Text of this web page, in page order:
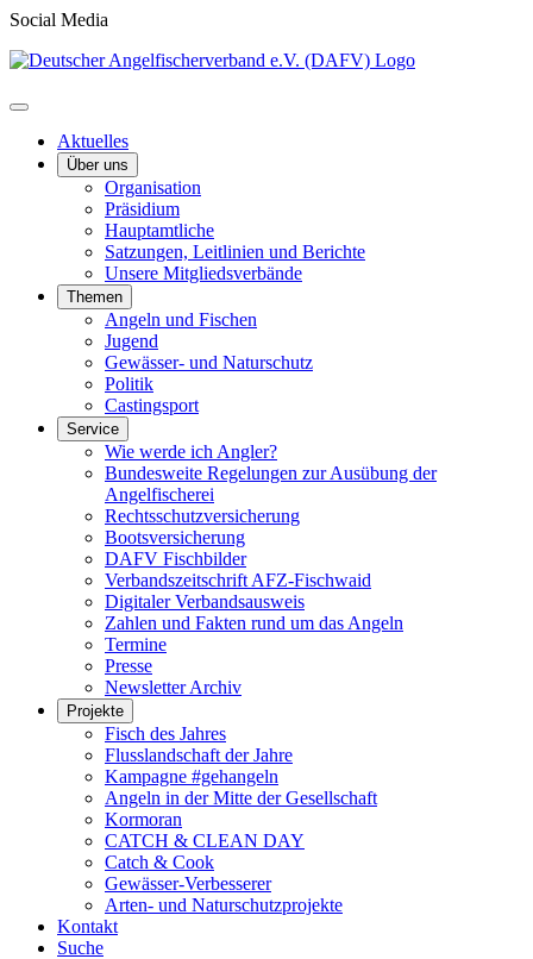
Social Media
Aktuelles
Über uns
Organisation
Präsidium
Hauptamtliche
Satzungen, Leitlinien und Berichte
Unsere Mitgliedsverbände
Themen
Angeln und Fischen
Jugend
Gewässer- und Naturschutz
Politik
Castingsport
Service
Wie werde ich Angler?
Bundesweite Regelungen zur Ausübung der
Angelfischerei
Rechtsschutzversicherung
Bootsversicherung
DAFV Fischbilder
Verbandszeitschrift AFZ-Fischwaid
Digitaler Verbandsausweis
Zahlen und Fakten rund um das Angeln
Termine
Presse
Newsletter Archiv
Projekte
Fisch des Jahres
Flusslandschaft der Jahre
Kampagne #gehangeln
Angeln in der Mitte der Gesellschaft
Kormoran
CATCH & CLEAN DAY
Catch & Cook
Gewässer-Verbesserer
Arten- und Naturschutzprojekte
Kontakt
Suche